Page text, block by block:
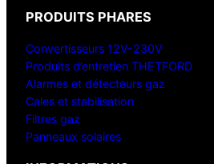
PRODUITS PHARES
Convertisseurs 12V-230V
Produits d’entretien THETFORD
Alarmes et détecteurs gaz
Cales et stabilisation
Filtres gaz
Panneaux solaires